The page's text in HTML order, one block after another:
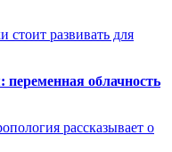
развивать для
облачность
рассказывает о